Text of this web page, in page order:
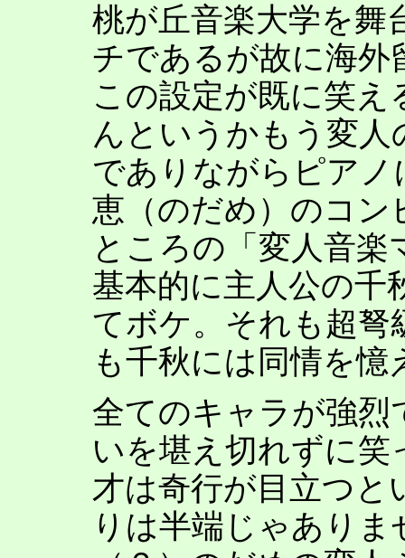
桃が丘音楽大学を舞
チであるが故に海
この設定が既に笑え
んというかもう変
でありながらピア
恵（のだめ）のコン
ところの「変人音楽
基本的に主人公の千
てボケ。それも超弩
も千秋には同情を憶
全てのキャラが強烈
いを堪え切れずに
才は奇行が目立つと
りは半端じゃあり